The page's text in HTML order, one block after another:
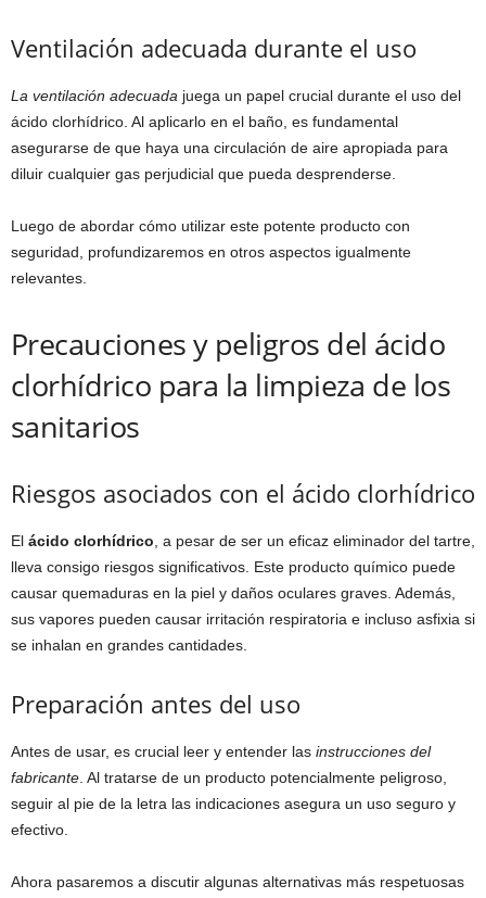
Ventilación adecuada durante el uso
La ventilación adecuada juega un papel crucial durante el uso del
ácido clorhídrico. Al aplicarlo en el baño, es fundamental
asegurarse de que haya una circulación de aire apropiada para
diluir cualquier gas perjudicial que pueda desprenderse.
Luego de abordar cómo utilizar este potente producto con
seguridad, profundizaremos en otros aspectos igualmente
relevantes.
Precauciones y peligros del ácido
clorhídrico para la limpieza de los
sanitarios
Riesgos asociados con el ácido clorhídrico
El ácido clorhídrico , a pesar de ser un eficaz eliminador del tartre,
lleva consigo riesgos significativos. Este producto químico puede
causar quemaduras en la piel y daños oculares graves. Además,
sus vapores pueden causar irritación respiratoria e incluso asfixia si
se inhalan en grandes cantidades.
Preparación antes del uso
Antes de usar, es crucial leer y entender las instrucciones del
fabricante . Al tratarse de un producto potencialmente peligroso,
seguir al pie de la letra las indicaciones asegura un uso seguro y
efectivo.
Ahora pasaremos a discutir algunas alternativas más respetuosas